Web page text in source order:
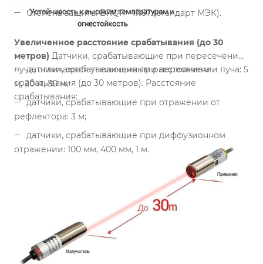
Степень защиты BRQP - IP67 (стандарт МЭК).
Увеличенное расстояние срабатывания (до 30
метров) Датчики, срабатывающие при пересечении
луча, отличаются увеличенным расстоянием
срабатывания (до 30 метров). Расстояние
срабатывания:
датчики, срабатывающие при пересечении луча: 5
м, 20 м, 30 м,
датчики, срабатывающие при отражении от
рефлектора: 3 м;
датчики, срабатывающие при диффузионном
отражении: 100 мм, 400 мм, 1 м.